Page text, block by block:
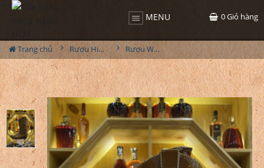
MENU 0Giỏ hàng
Trang chủ Rượu Hiếm - Cũ Rượu Whisky Laredo Pass Cowboy Boot